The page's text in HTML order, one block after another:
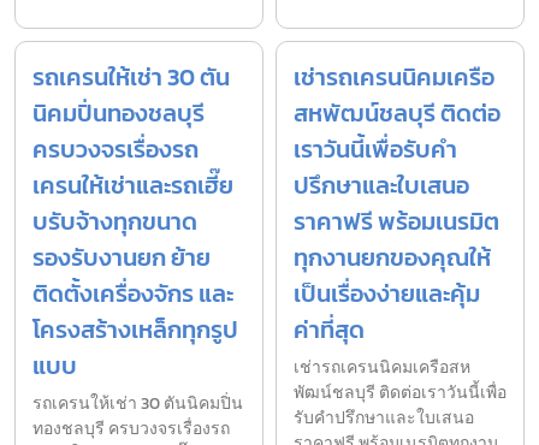
รถเครนให้เช่า 30 ตัน
นิคมปิ่นทองชลบุรี
ครบวงจรเรื่องรถ
เครนให้เช่าและรถเฮี๊ย
บรับจ้างทุกขนาด
รองรับงานยก ย้าย
ติดตั้งเครื่องจักร และ
โครงสร้างเหล็กทุกรูป
แบบ
รถเครนให้เช่า 30 ตันนิคมปิ่น
ทองชลบุรี ครบวงจรเรื่องรถ
เช่ารถเครนนิคมเครือ
สหพัฒน์ชลบุรี ติดต่อ
เราวันนี้เพื่อรับคำ
ปรึกษาและใบเสนอ
ราคาฟรี พร้อมเนรมิต
ทุกงานยกของคุณให้
เป็นเรื่องง่ายและคุ้ม
ค่าที่สุด
เช่ารถเครนนิคมเครือสห
พัฒน์ชลบุรี ติดต่อเราวันนี้เพื่อ
รับคำปรึกษาและใบเสนอ